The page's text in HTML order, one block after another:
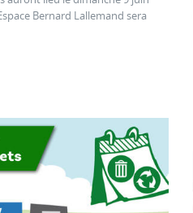
Bernard Lallemand sera